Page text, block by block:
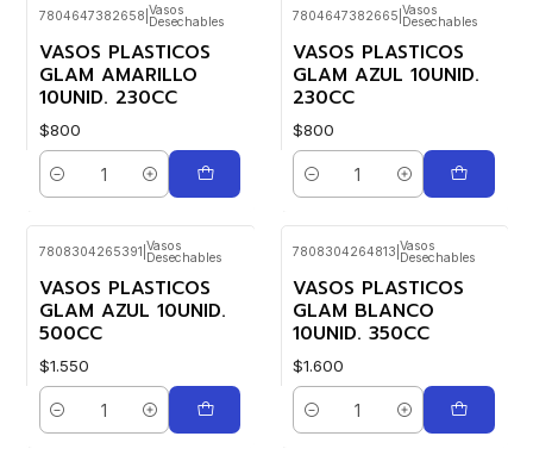
7804647382658 Vasos
Desechables
VASOS PLASTICOS
GLAM AMARILLO
10UNID. 230CC
$800
Cantidad
7804647382665 Vasos
Desechables
VASOS PLASTICOS
GLAM AZUL 10UNID.
230CC
$800
Cantidad
7808304265391 Vasos
Desechables
VASOS PLASTICOS
GLAM AZUL 10UNID.
500CC
$1.550
Cantidad
7808304264813 Vasos
Desechables
VASOS PLASTICOS
GLAM BLANCO
10UNID. 350CC
$1.600
Cantidad